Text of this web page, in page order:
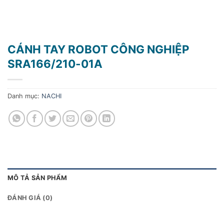
CÁNH TAY ROBOT CÔNG NGHIỆP
SRA166/210-01A
Danh mục: NACHI
MÔ TẢ SẢN PHẨM
ĐÁNH GIÁ (0)